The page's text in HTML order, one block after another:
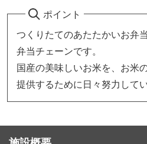
ポイント
つくりたてのあたたかいお弁
弁当チェーンです。
国産の美味しいお米を、お米
提供するために日々努力してい